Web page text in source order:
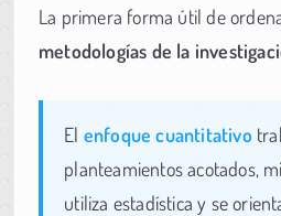
La primera forma útil de
metodologías de la
El enfoque cuantitativo
planteamientos acotados,
utiliza estadística y se